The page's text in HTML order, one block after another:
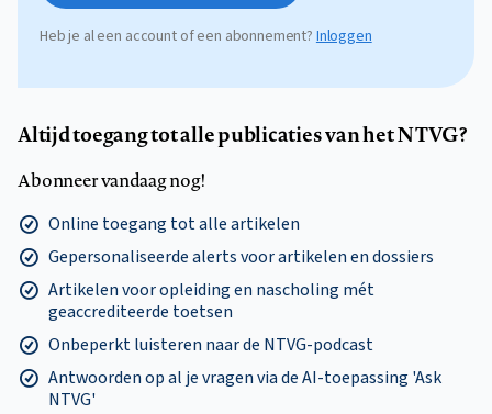
Heb je al een account of een abonnement?Inloggen
Altijd toegang tot alle publicaties van het NTVG?
Abonneer vandaag nog!
Online toegang tot alle artikelen
Gepersonaliseerde alerts voor artikelen en dossiers
Artikelen voor opleiding en nascholing mét
geaccrediteerde toetsen
Onbeperkt luisteren naar de NTVG-podcast
Antwoorden op al je vragen via de AI-toepassing 'Ask
NTVG'